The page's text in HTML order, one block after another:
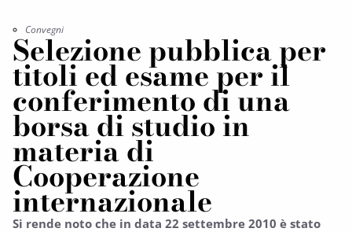
Convegni
Selezione pubblica per
titoli ed esame per il
conferimento di una
borsa di studio in
materia di
Cooperazione
internazionale
Si rende noto che in data 22 settembre 2010 è stato